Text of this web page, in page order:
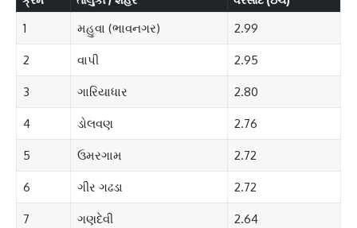
1 મહુવા (ભાવનગર) 2.99
2 વાપી 2.95
3 ગારિયાધાર 2.80
4 ડોલવણ 2.76
5 ઉમરગામ 2.72
6 ગીર ગઢડા 2.72
7 ગણદેવી 2.64